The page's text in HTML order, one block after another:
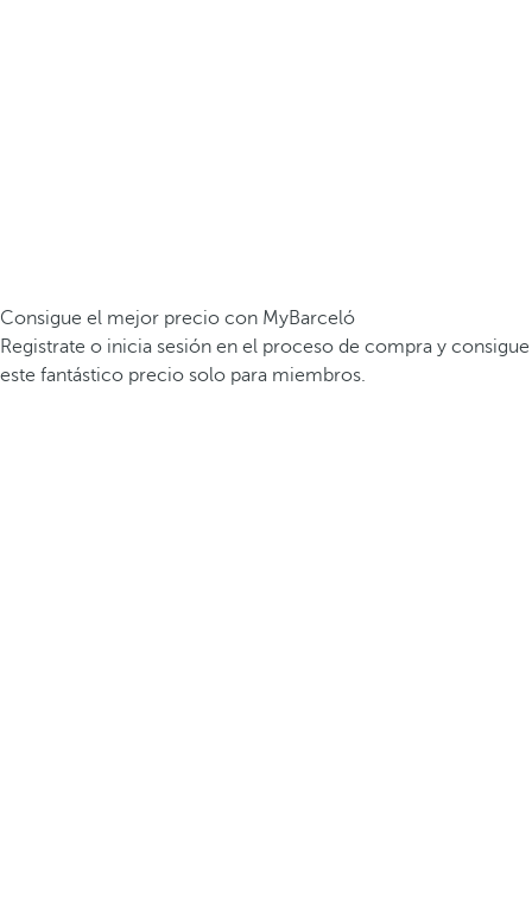
Consigue el mejor precio con MyBarceló
Registrate o inicia sesión en el proceso de compra y consigue
este fantástico precio solo para miembros.